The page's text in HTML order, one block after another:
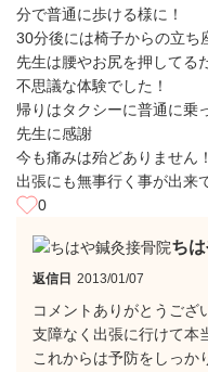
分で普通に歩ける様に！
30分後には椅子からの立ち
先生は腰やお尻を押してる
不思議な体験でした！
帰りはタクシーに普通に乗
先生に感謝
今も痛みは殆どありません！
出張にも無事行く事が出来
0
ち
返信日 2013/01/07
コメントありがとうござ
支障なく出張に行けて本
これからは予防をしっか